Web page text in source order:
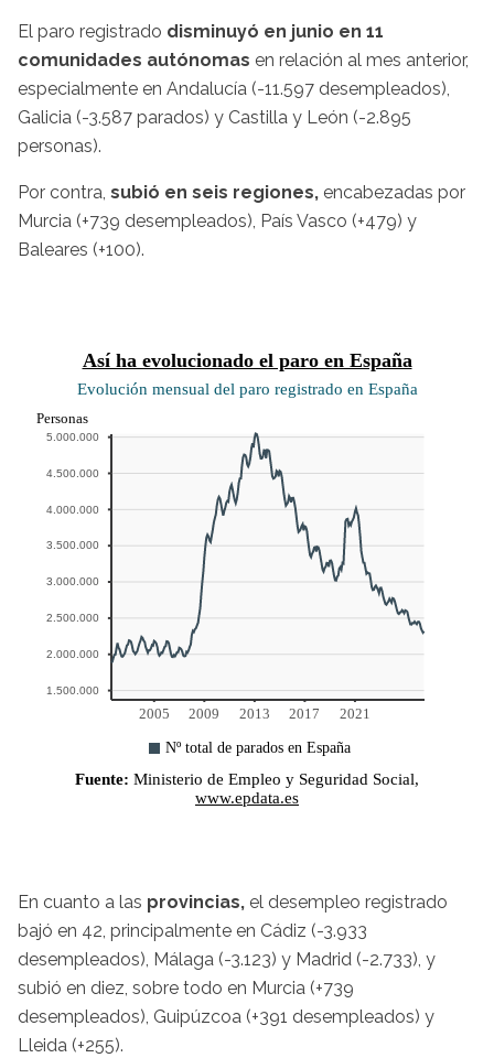
El paro registrado disminuyó en junio en 11
comunidades autónomas en relación al mes anterior,
especialmente en Andalucía (-11.597 desempleados),
Galicia (-3.587 parados) y Castilla y León (-2.895
personas).
Por contra, subió en seis regiones, encabezadas por
Murcia (+739 desempleados), País Vasco (+479) y
Baleares (+100).
En cuanto a las provincias, el desempleo registrado
bajó en 42, principalmente en Cádiz (-3.933
desempleados), Málaga (-3.123) y Madrid (-2.733), y
subió en diez, sobre todo en Murcia (+739
desempleados), Guipúzcoa (+391 desempleados) y
Lleida (+255).